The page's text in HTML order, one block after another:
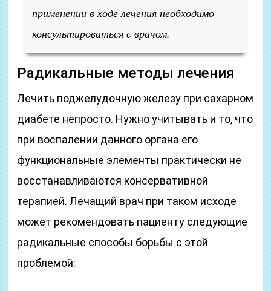
применении в ходе лечения необходимо
консультироваться с врачом.
Радикальные методы лечения
Лечить поджелудочную железу при сахарном
диабете непросто. Нужно учитывать и то, что
при воспалении данного органа его
функциональные элементы практически не
восстанавливаются консервативной
терапией. Лечащий врач при таком исходе
может рекомендовать пациенту следующие
радикальные способы борьбы с этой
проблемой: